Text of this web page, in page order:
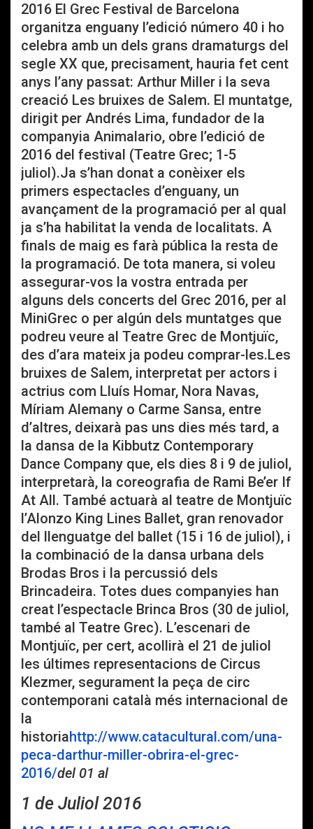
2016 El Grec Festival de Barcelona
organitza enguany l’edició número 40 i ho
celebra amb un dels grans dramaturgs del
segle XX que, precisament, hauria fet cent
anys l’any passat: Arthur Miller i la seva
creació Les bruixes de Salem. El muntatge,
dirigit per Andrés Lima, fundador de la
companyia Animalario, obre l’edició de
2016 del festival (Teatre Grec; 1-5
juliol).Ja s’han donat a conèixer els
primers espectacles d’enguany, un
avançament de la programació per al qual
ja s’ha habilitat la venda de localitats. A
finals de maig es farà pública la resta de
la programació. De tota manera, si voleu
assegurar-vos la vostra entrada per
alguns dels concerts del Grec 2016, per al
MiniGrec o per algún dels muntatges que
podreu veure al Teatre Grec de Montjuïc,
des d’ara mateix ja podeu comprar-les.Les
bruixes de Salem, interpretat per actors i
actrius com Lluís Homar, Nora Navas,
Míriam Alemany o Carme Sansa, entre
d’altres, deixarà pas uns dies més tard, a
la dansa de la Kibbutz Contemporary
Dance Company que, els dies 8 i 9 de juliol,
interpretarà, la coreografia de Rami Be’er If
At All. També actuarà al teatre de Montjuïc
l’Alonzo King Lines Ballet, gran renovador
del llenguatge del ballet (15 i 16 de juliol), i
la combinació de la dansa urbana dels
Brodas Bros i la percussió dels
Brincadeira. Totes dues companyies han
creat l’espectacle Brinca Bros (30 de juliol,
també al Teatre Grec). L’escenari de
Montjuïc, per cert, acollirà el 21 de juliol
les últimes representacions de Circus
Klezmer, segurament la peça de circ
contemporani català més internacional de
la
historiahttp://www.catacultural.com/una-
peca-darthur-miller-obrira-el-grec-
2016/del 01 al
1 de Juliol 2016